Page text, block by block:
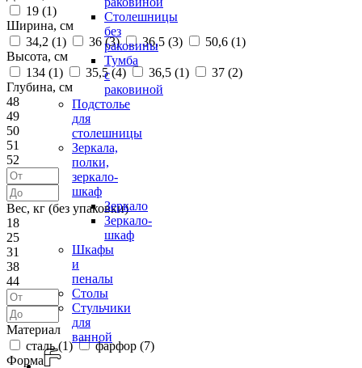
Столешницы
без
раковины
Тумба
с
раковиной
Подстолье
для
столешницы
Зеркала,
полки,
зеркало-
шкаф
Зеркало
Зеркало-
шкаф
Шкафы
и
пеналы
Столы
Стульчики
для
ванной
19 (1)
Ширина, см
34,2 (1) 36 (3) 36,5 (3) 50,6 (1)
Высота, см
134 (1) 35,5 (4) 36,5 (1) 37 (2)
Глубина, см
48
49
50
51
52
Вес, кг (без упаковки)
18
25
31
38
44
Материал
сталь (1) фарфор (7)
Форма